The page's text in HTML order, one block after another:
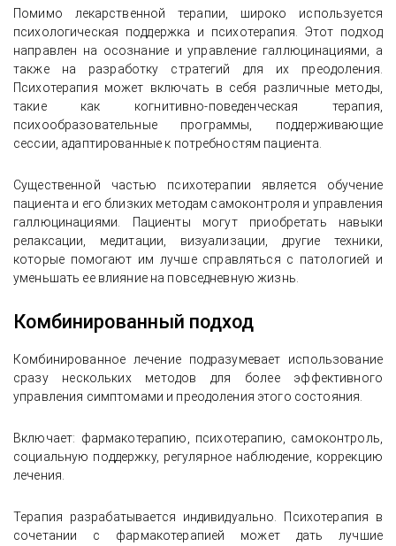
Помимо лекарственной терапии, широко используется
психологическая поддержка и психотерапия. Этот подход
направлен на осознание и управление галлюцинациями, а
также на разработку стратегий для их преодоления.
Психотерапия может включать в себя различные методы,
такие как когнитивно-поведенческая терапия,
психообразовательные программы, поддерживающие
сессии, адаптированные к потребностям пациента.
Существенной частью психотерапии является обучение
пациента и его близких методам самоконтроля и управления
галлюцинациями. Пациенты могут приобретать навыки
релаксации, медитации, визуализации, другие техники,
которые помогают им лучше справляться с патологией и
уменьшать ее влияние на повседневную жизнь.
Комбинированный подход
Комбинированное лечение подразумевает использование
сразу нескольких методов для более эффективного
управления симптомами и преодоления этого состояния.
Включает: фармакотерапию, психотерапию, самоконтроль,
социальную поддержку, регулярное наблюдение, коррекцию
лечения.
Терапия разрабатывается индивидуально. Психотерапия в
сочетании с фармакотерапией может дать лучшие